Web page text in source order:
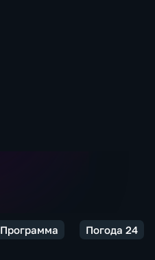
Программа Погода 24